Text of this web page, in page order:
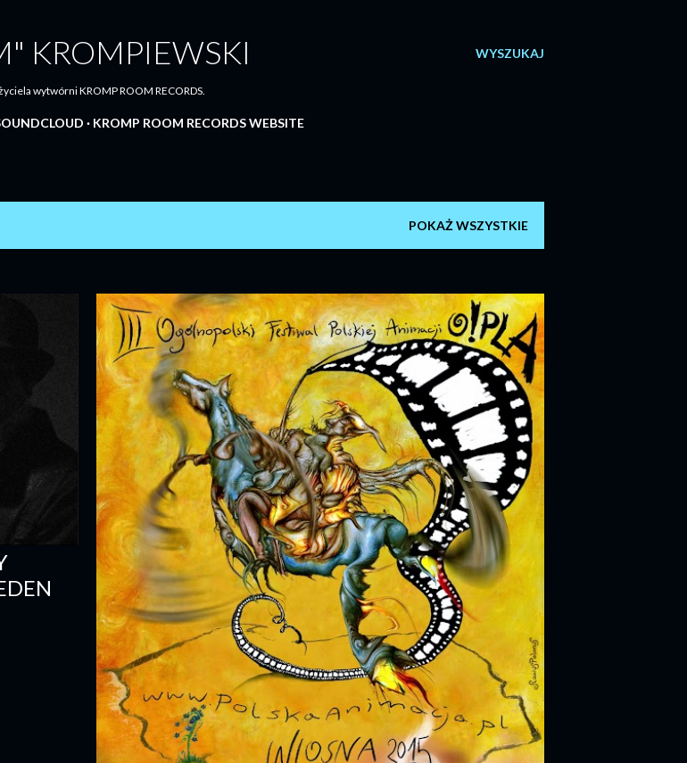
WYSZUKAJ
KROMPIEWSKI
wytwórni KROMP ROOM RECORDS.
KROMP ROOM RECORDS WEBSITE
POKAŻ WSZYSTKIE